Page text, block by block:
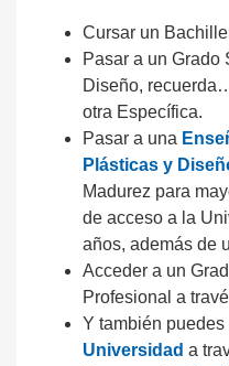
Cursar un
Pasar a un Grado
Diseño,
otra Específica.
Pasar a una
Plásticas y
Madurez para
de acceso a la
años, además de
Acceder a un
Profesional a
Y también
Universidad a